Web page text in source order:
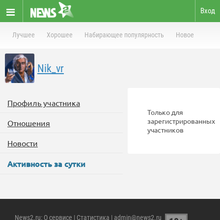
Вход
Лучшее Хорошее Набирающее популярность Новое
Nik_vr
Профиль участника
Отношения
Новости
Активность за сутки
Только для
зарегистрированных
участников
News2.ru: О сервисе | Статистика | admin@news2.ru